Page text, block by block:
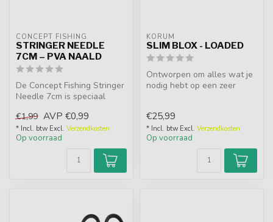
CONCEPT FISHING
STRINGER NEEDLE
7CM – PVA NAALD
De Concept Fishing Stringer
Needle 7cm is speciaal
van...
€1,99 AVP €0,99
* Incl. btw Excl. Verzendkosten
Op voorraad
KORUM
SLIM BLOX - LOADED
Ontworpen om alles wat je
nodig hebt op een zeer
€25,99
* Incl. btw Excl. Verzendkosten
Op voorraad